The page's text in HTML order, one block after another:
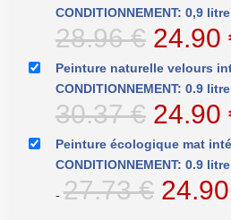
initial
était :
27.73
CONDITIONNEMENT: 0,9
28.96€ Le
prix
initial
était :
28.96
24.90
Peinture naturelle velours
CONDITIONNEMENT: 0.9
30.37€ Le
prix
initial
était :
24.90
Peinture écologique mat
CONDITIONNEMENT: 0.9
- 27.73€ Le
24.90